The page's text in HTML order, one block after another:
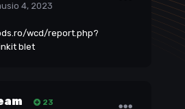
4, 2023
wcd/report.php?
blet
23